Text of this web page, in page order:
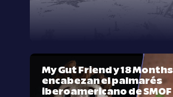
My Gut Friend y 18 Months
encabezan el palmarés
iberoamericano de